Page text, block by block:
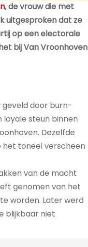
, de vrouw die met
uitgesproken dat ze
op een electorale
bij Van Vroonhoven
door burn-
steun binnen
Dezelfde
het toneel verscheen
van de macht
genomen van het
worden. Later werd
blijkbaar niet